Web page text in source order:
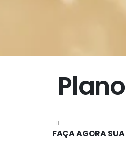
FAÇA AGORA